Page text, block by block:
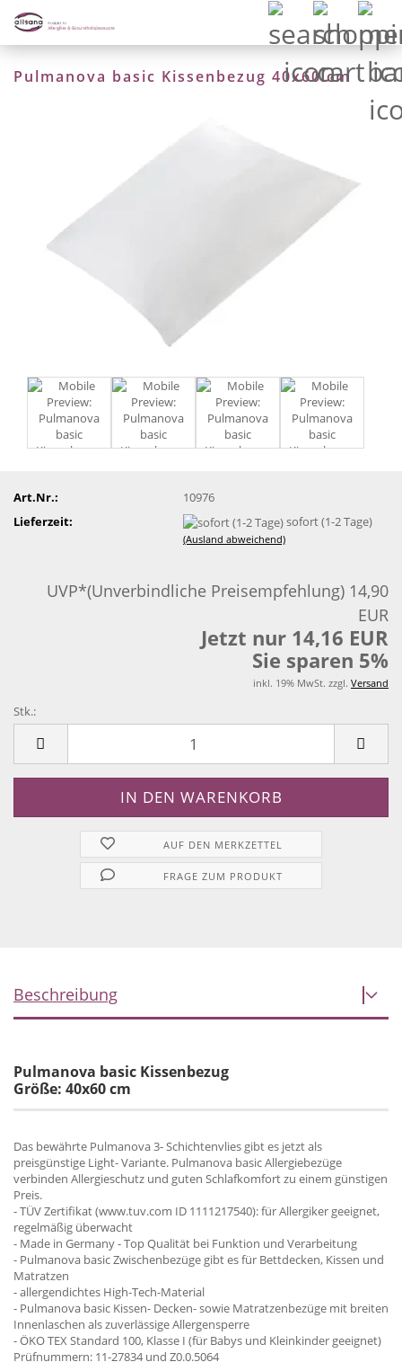
Pulmanova basic Kissenbezug 40x60 cm
Art.Nr.:
10976
Lieferzeit:
sofort (1-2 Tage)
(Ausland abweichend)
UVP*(Unverbindliche Preisempfehlung) 14,90
EUR
Jetzt nur 14,16 EUR
Sie sparen 5%
inkl. 19% MwSt. zzgl. Versand
Stk.:
AUF DEN MERKZETTEL
FRAGE ZUM PRODUKT
Beschreibung
Pulmanova basic Kissenbezug
Größe: 40x60 cm
Das bewährte Pulmanova 3- Schichtenvlies gibt es jetzt als
preisgünstige Light- Variante. Pulmanova basic Allergiebezüge
verbinden Allergieschutz und guten Schlafkomfort zu einem günstigen
Preis.
- TÜV Zertifikat (www.tuv.com ID 1111217540): für Allergiker geeignet,
regelmäßig überwacht
- Made in Germany - Top Qualität bei Funktion und Verarbeitung
- Pulmanova basic Zwischenbezüge gibt es für Bettdecken, Kissen und
Matratzen
- allergendichtes High-Tech-Material
- Pulmanova basic Kissen- Decken- sowie Matratzenbezüge mit breiten
Innenlaschen als zuverlässige Allergensperre
- ÖKO TEX Standard 100, Klasse I (für Babys und Kleinkinder geeignet)
Prüfnummern: 11-27834 und Z0.0.5064